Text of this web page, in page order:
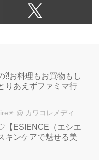
⁈お料理もお買物もし
りあえずファミマ行
@ カワコレメディア編集部
【ESIENCE（エシエ
キンケアで魅せる美